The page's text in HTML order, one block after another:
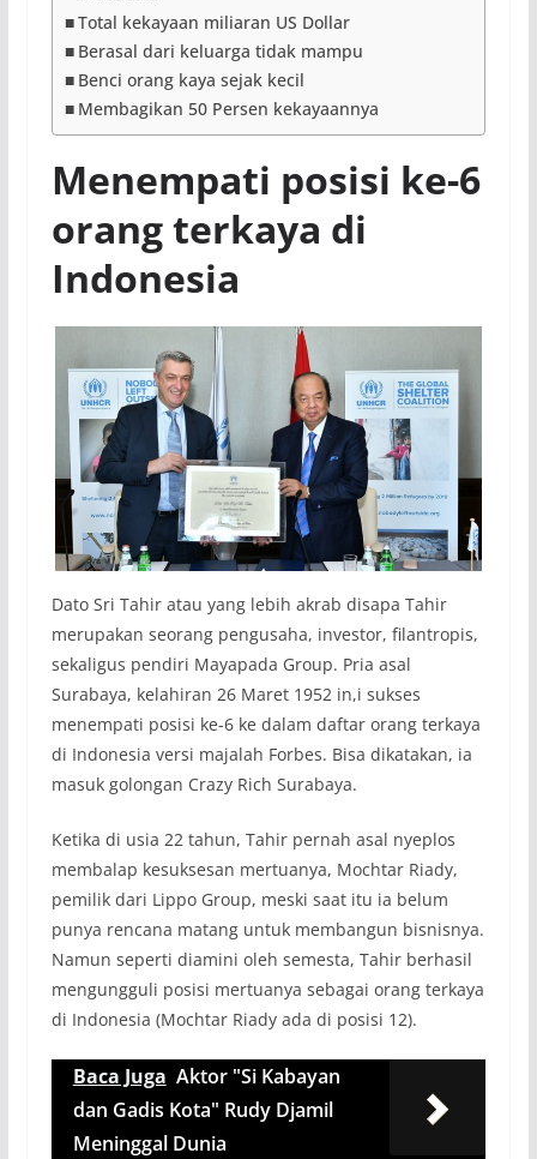
Total kekayaan miliaran US Dollar
Berasal dari keluarga tidak mampu
Benci orang kaya sejak kecil
Membagikan 50 Persen kekayaannya
Menempati posisi ke-6
orang terkaya di
Indonesia
Dato Sri Tahir atau yang lebih akrab disapa Tahir
merupakan seorang pengusaha, investor, filantropis,
sekaligus pendiri Mayapada Group. Pria asal
Surabaya, kelahiran 26 Maret 1952 in,i sukses
menempati posisi ke-6 ke dalam daftar orang terkaya
di Indonesia versi majalah Forbes. Bisa dikatakan, ia
masuk golongan Crazy Rich Surabaya.
Ketika di usia 22 tahun, Tahir pernah asal nyeplos
membalap kesuksesan mertuanya, Mochtar Riady,
pemilik dari Lippo Group, meski saat itu ia belum
punya rencana matang untuk membangun bisnisnya.
Namun seperti diamini oleh semesta, Tahir berhasil
mengungguli posisi mertuanya sebagai orang terkaya
di Indonesia (Mochtar Riady ada di posisi 12).
Baca Juga Aktor "Si Kabayan
dan Gadis Kota" Rudy Djamil
Meninggal Dunia